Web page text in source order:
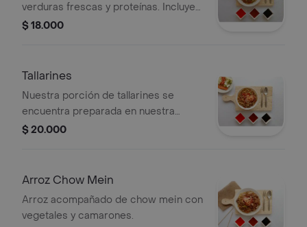
verduras frescas y proteínas. Incluye
opciones de salsas para acompañar.
$ 18.000
Tallarines
Nuestra porción de tallarines se
encuentra preparada en nuestra
deliciosa salsa soya, acompañada de
$ 20.000
Arroz Chow Mein
Arroz acompañado de chow mein con
vegetales y camarones.